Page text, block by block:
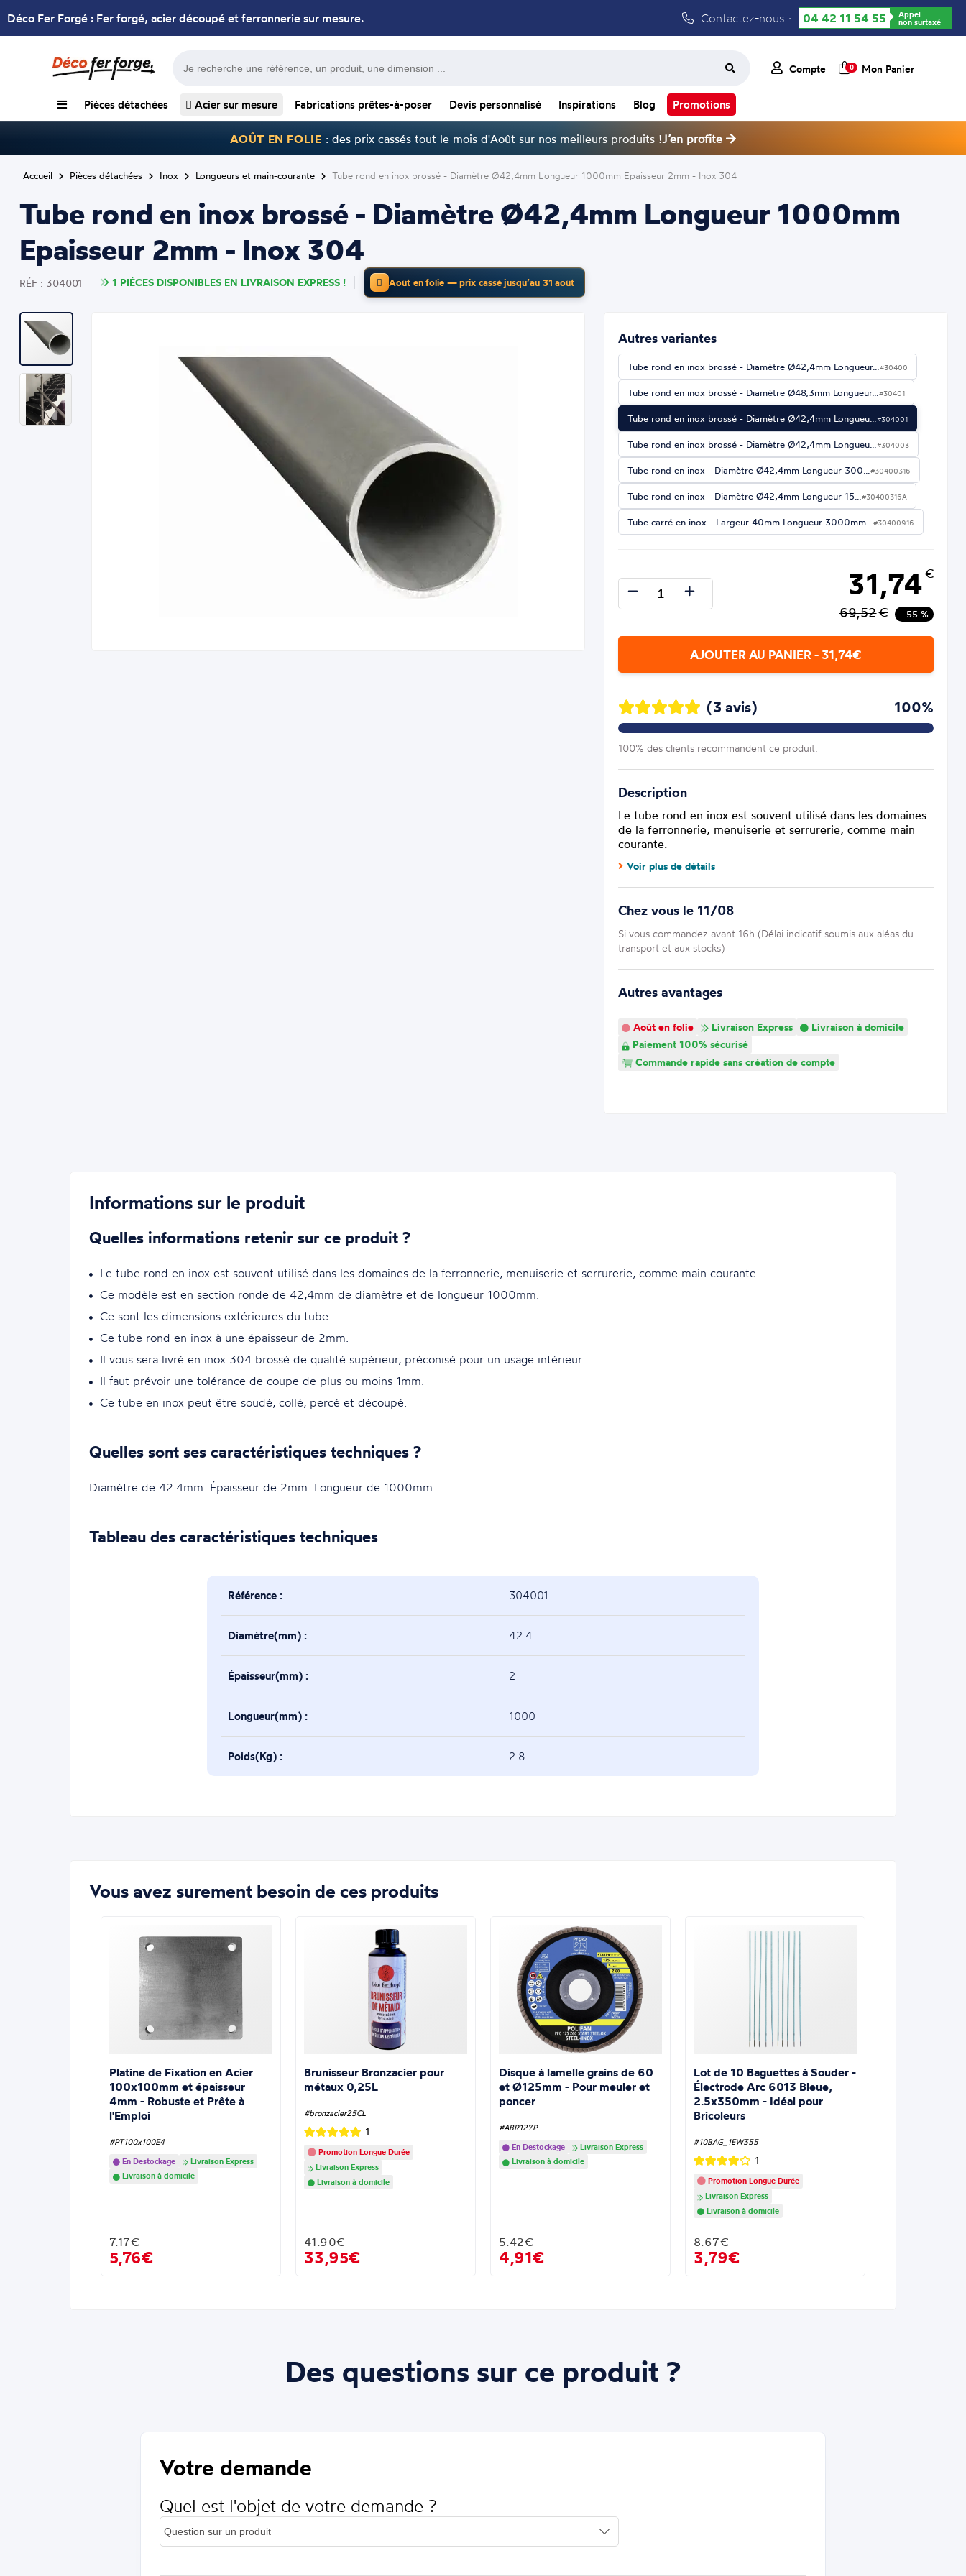
Déco Fer Forgé : Fer forgé, acier découpé et ferronnerie sur mesure. Contactez-nous : 04 42 11 54 55 Appel
non surtaxé
Compte 0 Mon Panier
Pièces détachées Acier sur mesure Fabrications prêtes-à-poser Devis personnalisé Inspirations Blog Promotions
AOÛT EN FOLIE : des prix cassés tout le mois d'Août sur nos meilleurs produits !J’en profite
Accueil Pièces détachées Inox Longueurs et main-courante Tube rond en inox brossé - Diamètre Ø42,4mm Longueur 1000mm Epaisseur 2mm - Inox 304
Tube rond en inox brossé - Diamètre Ø42,4mm Longueur 1000mm
Epaisseur 2mm - Inox 304
RÉF : 304001 1 PIÈCES DISPONIBLES EN LIVRAISON EXPRESS ! Août en folie — prix cassé jusqu’au 31 août
Autres variantes
Tube rond en inox brossé - Diamètre Ø42,4mm Longueur… #30400
Tube rond en inox brossé - Diamètre Ø48,3mm Longueur… #30401
Tube rond en inox brossé - Diamètre Ø42,4mm Longueu… #304001
Tube rond en inox brossé - Diamètre Ø42,4mm Longueu… #304003
Tube rond en inox - Diamètre Ø42,4mm Longueur 300… #30400316
Tube rond en inox - Diamètre Ø42,4mm Longueur 15… #30400316A
Tube carré en inox - Largeur 40mm Longueur 3000mm… #30400916
31,74€
69,52€ - 55 %
AJOUTER AU PANIER - 31,74€
(3 avis) 100%
100% des clients recommandent ce produit.
Description
Le tube rond en inox est souvent utilisé dans les domaines
de la ferronnerie, menuiserie et serrurerie, comme main
courante.
Voir plus de détails
Chez vous le 11/08
Si vous commandez avant 16h (Délai indicatif soumis aux aléas du
transport et aux stocks)
Autres avantages
Août en folie Livraison Express
Livraison à domicile
Paiement 100% sécurisé
Commande rapide sans création de compte
Informations sur le produit
Quelles informations retenir sur ce produit ?
Le tube rond en inox est souvent utilisé dans les domaines de la ferronnerie, menuiserie et serrurerie, comme main courante.
Ce modèle est en section ronde de 42,4mm de diamètre et de longueur 1000mm.
Ce sont les dimensions extérieures du tube.
Ce tube rond en inox à une épaisseur de 2mm.
Il vous sera livré en inox 304 brossé de qualité supérieur, préconisé pour un usage intérieur.
Il faut prévoir une tolérance de coupe de plus ou moins 1mm.
Ce tube en inox peut être soudé, collé, percé et découpé.
Quelles sont ses caractéristiques techniques ?
Diamètre de 42.4mm. Épaisseur de 2mm. Longueur de 1000mm.
Tableau des caractéristiques techniques
Référence : 304001
Diamètre(mm) : 42.4
Épaisseur(mm) : 2
Longueur(mm) : 1000
Poids(Kg) : 2.8
Vous avez surement besoin de ces produits
Platine de Fixation en Acier
100x100mm et épaisseur
4mm - Robuste et Prête à
l'Emploi
#PT100x100E4
En Destockage
Livraison Express
Livraison à domicile
7.17€
5,76€
Brunisseur Bronzacier pour
métaux 0,25L
#bronzacier25CL
1
Promotion Longue Durée
Livraison Express
Livraison à domicile
41.90€
33,95€
Disque à lamelle grains de 60
et Ø125mm - Pour meuler et
poncer
#ABR127P
En Destockage
Livraison Express
Livraison à domicile
5.42€
4,91€
Lot de 10 Baguettes à Souder -
Électrode Arc 6013 Bleue,
2.5x350mm - Idéal pour
Bricoleurs
#10BAG_1EW355
1
Promotion Longue Durée
Livraison Express
Livraison à domicile
8.67€
3,79€
Des questions sur ce produit ?
Votre demande
Quel est l'objet de votre demande ?